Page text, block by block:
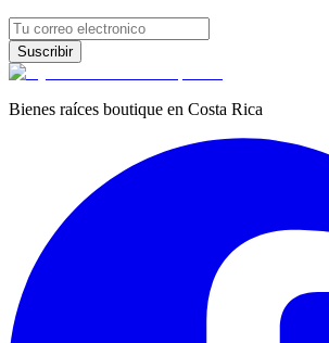
Suscribir
Bienes raíces boutique en Costa Rica